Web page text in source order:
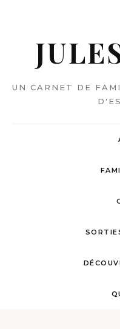
UN CARNET DE